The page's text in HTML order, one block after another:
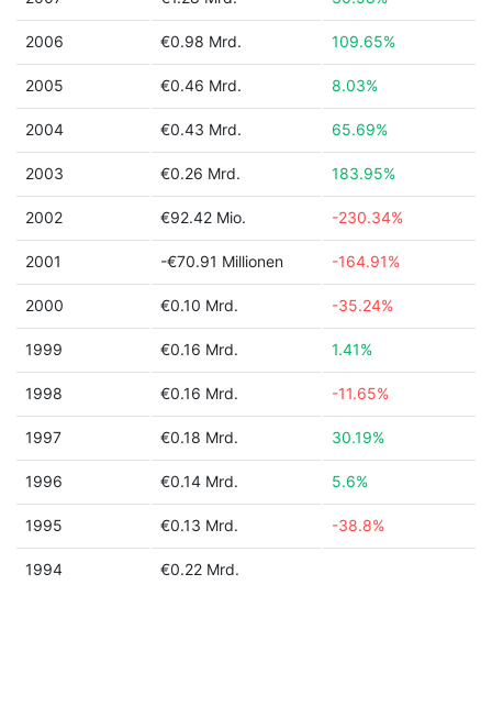
2006 €0.98 Mrd. 109.65%
2005 €0.46 Mrd. 8.03%
2004 €0.43 Mrd. 65.69%
2003 €0.26 Mrd. 183.95%
2002 €92.42 Mio. -230.34%
2001 -€70.91 Millionen -164.91%
2000 €0.10 Mrd. -35.24%
1999 €0.16 Mrd. 1.41%
1998 €0.16 Mrd. -11.65%
1997 €0.18 Mrd. 30.19%
1996 €0.14 Mrd. 5.6%
1995 €0.13 Mrd. -38.8%
1994 €0.22 Mrd.